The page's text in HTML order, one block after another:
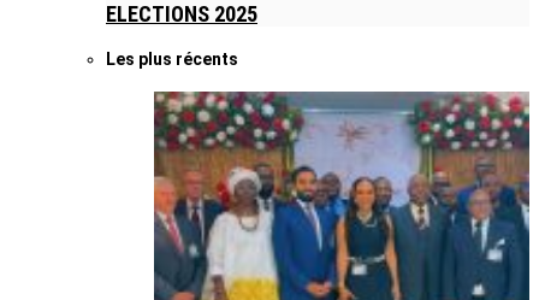
ELECTIONS 2025
Les plus récents